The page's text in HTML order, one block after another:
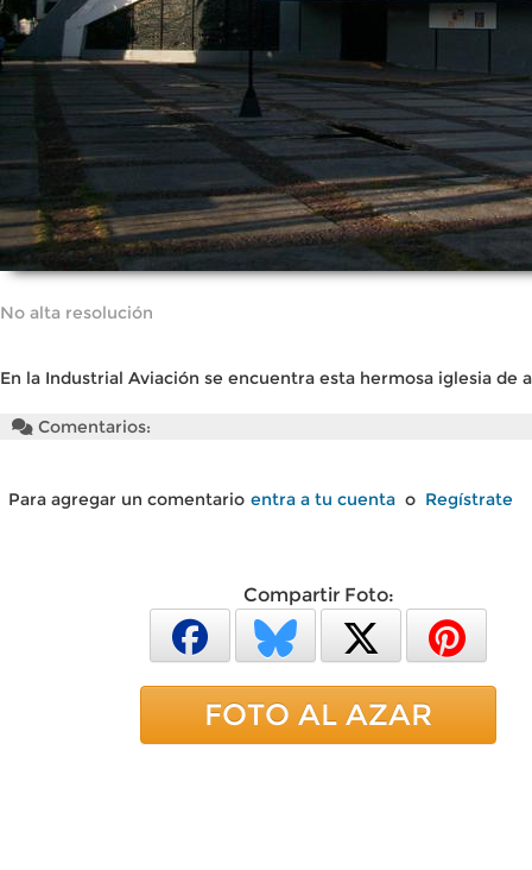
No alta resolución
En la Industrial Aviación se encuentra esta hermosa iglesia de
Comentarios:
Para agregar un comentario entra a tu cuenta o Regístrate
Compartir Foto:
FOTO AL AZAR